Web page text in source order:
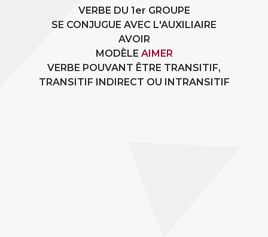
VERBE DU 1er GROUPE
SE CONJUGUE AVEC L'AUXILIAIRE
AVOIR
MODÈLE AIMER
VERBE POUVANT ÊTRE TRANSITIF,
TRANSITIF INDIRECT OU INTRANSITIF